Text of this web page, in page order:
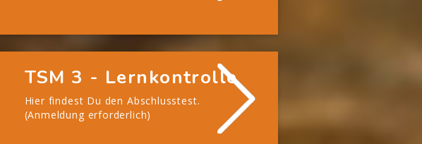
TSM 3 - Lernkontrolle
Hier findest Du den Abschlusstest.
(Anmeldung erforderlich)